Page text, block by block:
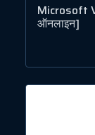
Microsoft
ऑनलाइन]